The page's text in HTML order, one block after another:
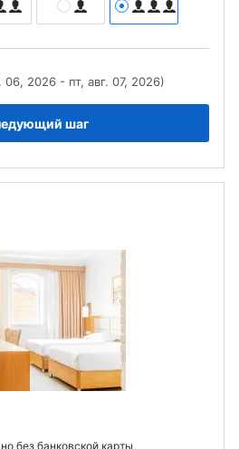
06, 2026 - пт, авг. 07, 2026)
шаг
без банковской карты